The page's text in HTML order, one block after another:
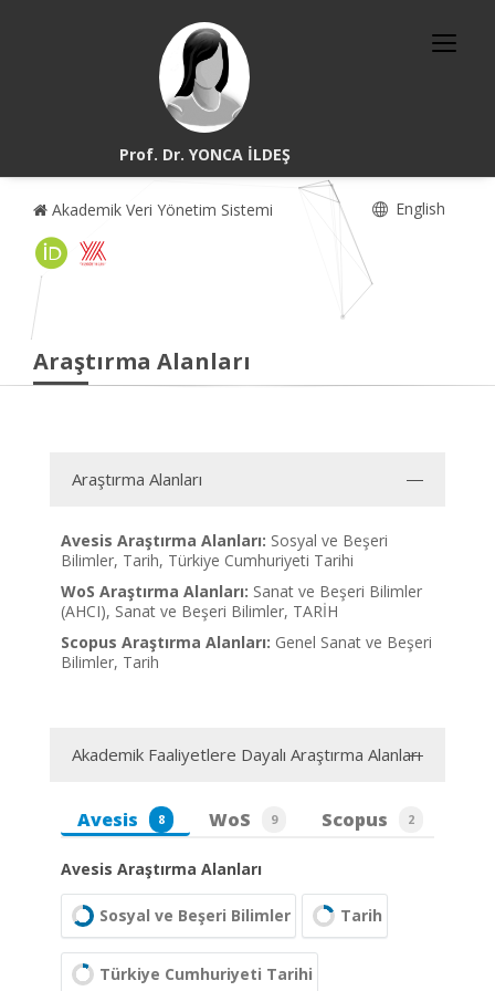
Prof. Dr. YONCA İLDEŞ
Akademik Veri Yönetim Sistemi English
Araştırma Alanları
Araştırma Alanları
Avesis Araştırma Alanları: Sosyal ve Beşeri
Bilimler, Tarih, Türkiye Cumhuriyeti Tarihi
WoS Araştırma Alanları: Sanat ve Beşeri Bilimler
(AHCI), Sanat ve Beşeri Bilimler, TARİH
Scopus Araştırma Alanları: Genel Sanat ve Beşeri
Bilimler, Tarih
Akademik Faaliyetlere Dayalı Araştırma Alanları
Avesis 8 WoS 9 Scopus 2
Avesis Araştırma Alanları
Sosyal ve Beşeri Bilimler Tarih
Türkiye Cumhuriyeti Tarihi